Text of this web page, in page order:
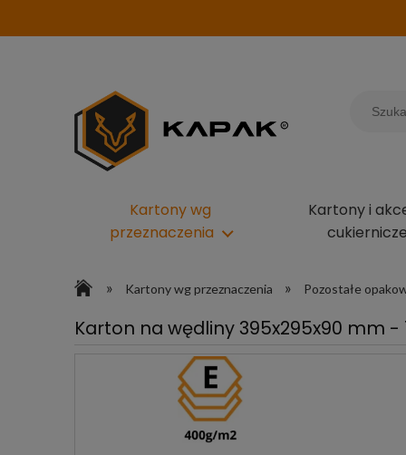
Kartony wg
przeznaczenia
Kartony i
» Kartony wg przeznaczenia » Pozostałe
Karton na wędliny 395x295x90 mm -